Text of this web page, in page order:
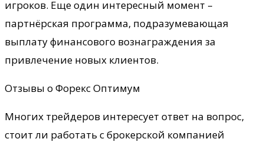
игроков. Еще один интересный момент –
партнёрская программа, подразумевающая
выплату финансового вознаграждения за
привлечение новых клиентов.
Отзывы о Форекс Оптимум
Многих трейдеров интересует ответ на вопрос,
стоит ли работать с брокерской компанией